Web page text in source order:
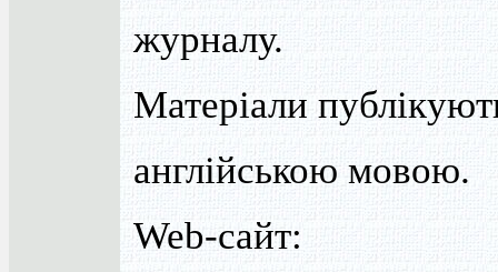
журналу.
Матеріали
англійською мовою.
Web-сайт: